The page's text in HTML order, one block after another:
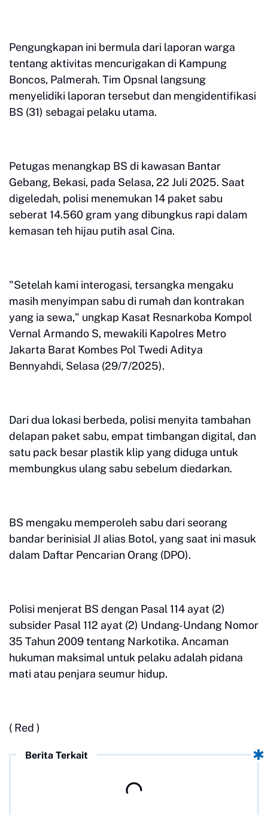
Pengungkapan ini bermula dari laporan warga
tentang aktivitas mencurigakan di Kampung
Boncos, Palmerah. Tim Opsnal langsung
menyelidiki laporan tersebut dan mengidentifikasi
BS (31) sebagai pelaku utama.
Petugas menangkap BS di kawasan Bantar
Gebang, Bekasi, pada Selasa, 22 Juli 2025. Saat
digeledah, polisi menemukan 14 paket sabu
seberat 14.560 gram yang dibungkus rapi dalam
kemasan teh hijau putih asal Cina.
"Setelah kami interogasi, tersangka mengaku
masih menyimpan sabu di rumah dan kontrakan
yang ia sewa," ungkap Kasat Resnarkoba Kompol
Vernal Armando S, mewakili Kapolres Metro
Jakarta Barat Kombes Pol Twedi Aditya
Bennyahdi, Selasa (29/7/2025).
Dari dua lokasi berbeda, polisi menyita tambahan
delapan paket sabu, empat timbangan digital, dan
satu pack besar plastik klip yang diduga untuk
membungkus ulang sabu sebelum diedarkan.
BS mengaku memperoleh sabu dari seorang
bandar berinisial JI alias Botol, yang saat ini masuk
dalam Daftar Pencarian Orang (DPO).
Polisi menjerat BS dengan Pasal 114 ayat (2)
subsider Pasal 112 ayat (2) Undang-Undang Nomor
35 Tahun 2009 tentang Narkotika. Ancaman
hukuman maksimal untuk pelaku adalah pidana
mati atau penjara seumur hidup.
( Red )
Berita Terkait